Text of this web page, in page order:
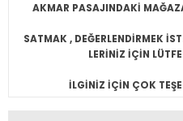
AKMAR PASAJINDAKİ
SATMAK , DEĞERLENDİRMEK
LERİNİZ İÇİN
İLGİNİZ İÇİN ÇOK